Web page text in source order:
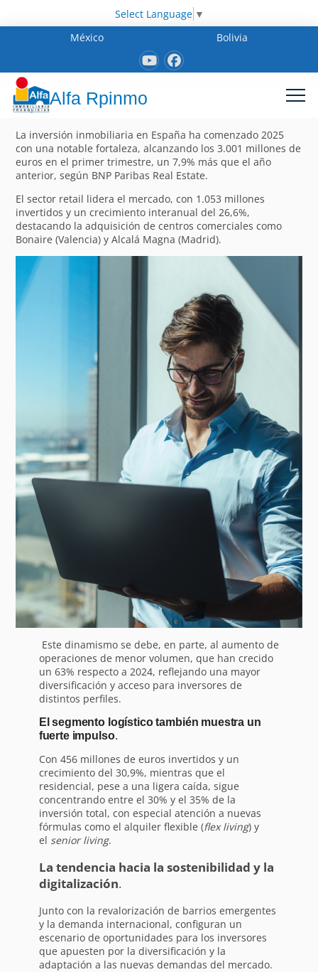
Select Language ▼
México
Bolivia
Alfa Rpinmo
La inversión inmobiliaria en España ha comenzado 2025
con una notable fortaleza, alcanzando los 3.001 millones de
euros en el primer trimestre, un 7,9% más que el año
anterior, según BNP Paribas Real Estate.
El sector retail lidera el mercado, con 1.053 millones
invertidos y un crecimiento interanual del 26,6%,
destacando la adquisición de centros comerciales como
Bonaire (Valencia) y Alcalá Magna (Madrid).
Este dinamismo se debe, en parte, al aumento de
operaciones de menor volumen, que han crecido
un 63% respecto a 2024, reflejando una mayor
diversificación y acceso para inversores de
distintos perfiles.
El segmento logístico también muestra un
fuerte impulso.
Con 456 millones de euros invertidos y un
crecimiento del 30,9%, mientras que el
residencial, pese a una ligera caída, sigue
concentrando entre el 30% y el 35% de la
inversión total, con especial atención a nuevas
fórmulas como el alquiler flexible (flex living) y
el senior living.
La tendencia hacia la sostenibilidad y la
digitalización.
Junto con la revalorización de barrios emergentes
y la demanda internacional, configuran un
escenario de oportunidades para los inversores
que apuesten por la diversificación y la
adaptación a las nuevas demandas del mercado.